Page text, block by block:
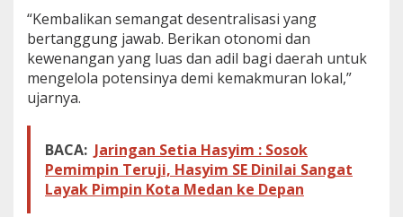
a
r
t
a
i
y
u
m
i
“Kembalikan semangat desentralisasi yang
bertanggung jawab. Berikan otonomi dan
kewenangan yang luas dan adil bagi daerah untuk
mengelola potensinya demi kemakmuran lokal,”
ujarnya.
BACA: Jaringan Setia Hasyim : Sosok
Pemimpin Teruji, Hasyim SE Dinilai Sangat
Layak Pimpin Kota Medan ke Depan